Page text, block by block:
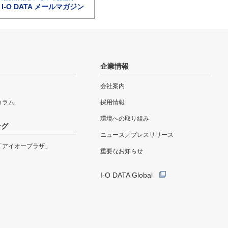
I-O DATA メールマガジン
ラム
イオープラザ」
企業情報
会社案内
採用情報
環境への取り組み
ニュース／プレスリリース
重要なお知らせ
I-O DATA Global